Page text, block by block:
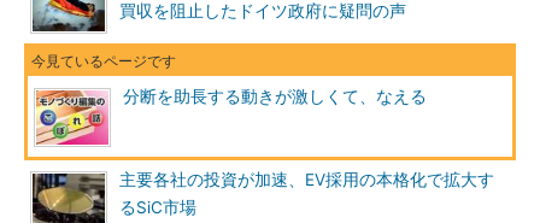
買収を阻止したドイツ政府に疑問の声
分断を助長する動きが激しくて、なえる
主要各社の投資が加速、EV採用の本格化で拡大す
るSiC市場